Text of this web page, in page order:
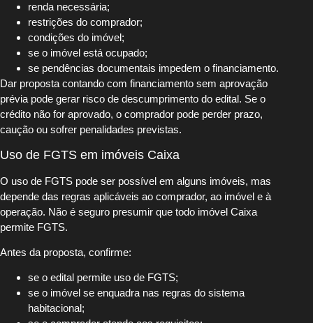
renda necessária;
restrições do comprador;
condições do imóvel;
se o imóvel está ocupado;
se pendências documentais impedem o financiamento.
Dar proposta contando com financiamento sem aprovação
prévia pode gerar risco de descumprimento do edital. Se o
crédito não for aprovado, o comprador pode perder prazo,
caução ou sofrer penalidades previstas.
Uso de FGTS em imóveis Caixa
O uso de FGTS pode ser possível em alguns imóveis, mas
depende das regras aplicáveis ao comprador, ao imóvel e à
operação. Não é seguro presumir que todo imóvel Caixa
permite FGTS.
Antes da proposta, confirme:
se o edital permite uso de FGTS;
se o imóvel se enquadra nas regras do sistema
habitacional;